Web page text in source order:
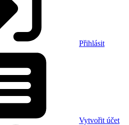
Přihlásit
Vytvořit účet